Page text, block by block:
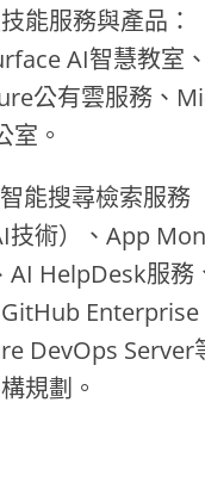
能服務與產品：
AI智慧教室、
公有雲服務、
室。
能搜尋檢索服務
技術）、App
AI HelpDesk服務
Enterprise
DevOps Server
規劃。